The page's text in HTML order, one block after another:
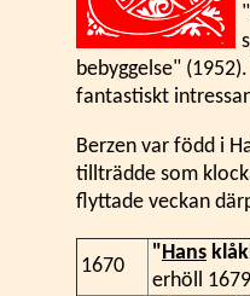
bebyggelse"
fantastiskt
Berzen var född i
tillträdde som
flyttade veckan
1670
"Hans
erhöll